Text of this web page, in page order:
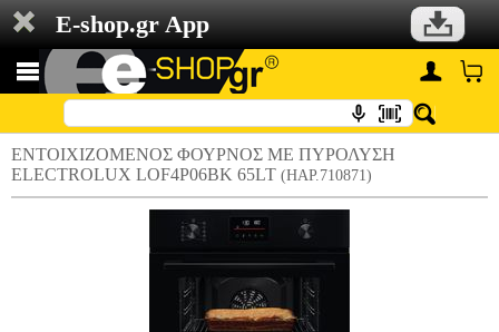
E-shop.gr App
ΕΝΤΟΙΧΙΖΟΜΕΝΟΣ ΦΟΥΡΝΟΣ ΜΕ ΠΥΡΟΛΥΣΗ
ELECTROLUX LOF4P06BK 65LT (HAP.710871)